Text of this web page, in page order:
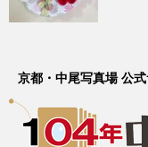
京都・中尾写真場 公